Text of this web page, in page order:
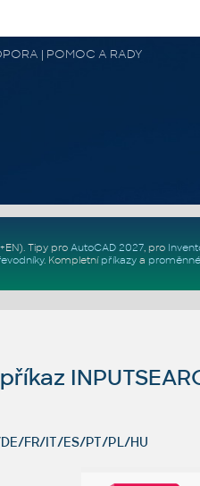
| POMOC A RADY
. Tipy pro AutoCAD 2027, pro
. Kompletní příkazya
FR/IT/ES/PT/PL/HU